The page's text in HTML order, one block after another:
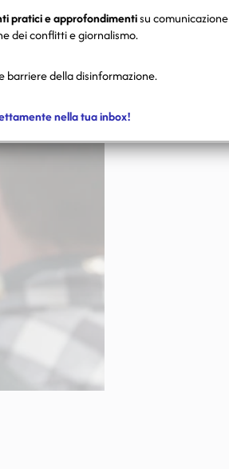
pratici e approfondimentisu comunicazione
dei conflitti e giornalismo.
barriere della disinformazione.
nella tua inbox!